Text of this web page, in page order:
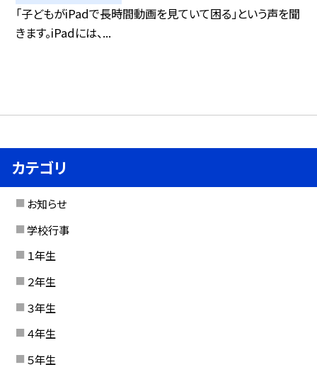
「子どもがiPadで長時間動画を見ていて困る」という声を聞
きます。iPadには、...
カテゴリ
お知らせ
学校行事
１年生
２年生
３年生
４年生
５年生